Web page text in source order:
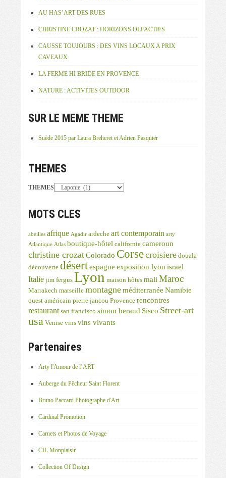
AU HAS’ART DES RUES
CHRISTINE CROZAT : HORIZONS OLFACTIFS
CAUSSE TOUJOURS : DES VINS LOCAUX A PRIX
CAVEAUX
LA FERME HI BRIDE EN PROVENCE
NATURE : ACTIVITES OUTDOOR
SUR LE MEME THEME
Suède 2015 par Laura Breheret et Adrien Pasquier
THEMES
THEMES
MOTS CLES
abeilles afrique Agadir ardeche art contemporain arty
Atlantique Atlas boutique-hôtel californie cameroun
christine crozatColorado Corsecroisiere douala
découverte désertespagne exposition lyon israel
Italie jim fergus Lyon maison hôtes mali Maroc
Marrakech marseille montagneméditerranée Namibie
ouest américain pierre jancou Provence rencontres
restaurant san francisco simon beraud Sisco Street-art
usa Venise vins vins vivants
Partenaires
Arty l'Amour de l' ART
Auberge du Pêcheur Saint Florent
Bruno Paccard Photographe d'Art
Cardinal Promotion
Carnets et Photos de Voyage
CIL Monplaisir
Collection Of Design